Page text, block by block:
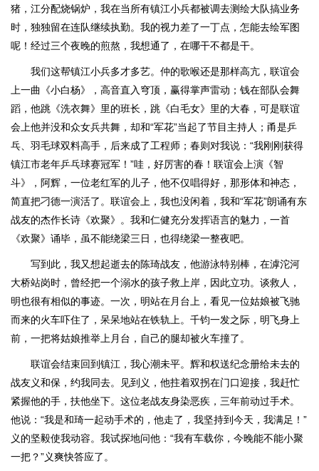
猪，江分配烧锅炉，我在当所有镇江小兵都被调去测绘大队搞业务
时，独独留在连队继续执勤。我的视力差了一丁点，怎能去绘军图
呢！经过三个夜晚的煎熬，我想通了，在哪干不都是干。
我们这帮镇江小兵多才多艺。仲的歌喉还是那样高亢，联谊会
上一曲《小白杨》，高音直入穹顶，赢得掌声雷动；钱在部队会舞
蹈，他跳《洗衣舞》里的班长，跳《白毛女》里的大春，可是联谊
会上他并没和众女兵共舞，却和“军花”当起了节目主持人；甬是乒
乓、羽毛球双料高手，后来成了工程师；春则对我说：“我刚刚获得
镇江市老年乒乓球赛冠军！”哇，好厉害的春！联谊会上演《智
斗》，阿辉，一位老红军的儿子，他不仅唱得好，那形体和神态，
简直把刁德一演活了。联谊会上，我也没闲着，我和“军花”朗诵有东
战友的杰作长诗《欢聚》。我和仁健充分发挥语言的魅力，一首
《欢聚》诵毕，虽不能绕梁三日，也得绕梁一整夜吧。
写到此，我又想起逝去的陈琦战友，他游泳特别棒，在滹沱河
大桥站岗时，曾经把一个溺水的孩子救上岸，因此立功。谈救人，
明也很有相似的事迹。一次，明站在月台上，看见一位姑娘被飞驰
而来的火车吓住了，呆呆地站在铁轨上。千钧一发之际，明飞身上
前，一把将姑娘推举上月台，自己的腿却被火车撞了。
联谊会结束回到镇江，我心潮未平。辉和权送纪念册给未去的
战友义和保，约我同去。见到义，他拄着双拐在门口迎接，我赶忙
紧握他的手，扶他坐下。这位老战友身染恶疾，三年前动过手术。
他说：“我是和琦一起动手术的，他走了，我坚持到今天，我满足！”
义的坚毅使我动容。我试探地问他：“我有车载你，今晚能不能小聚
一把？”义爽快答应了。